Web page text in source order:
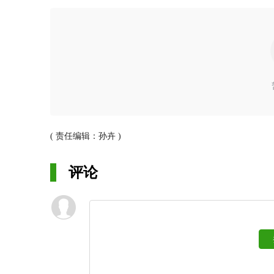
( 责任编辑：孙卉 )
评论